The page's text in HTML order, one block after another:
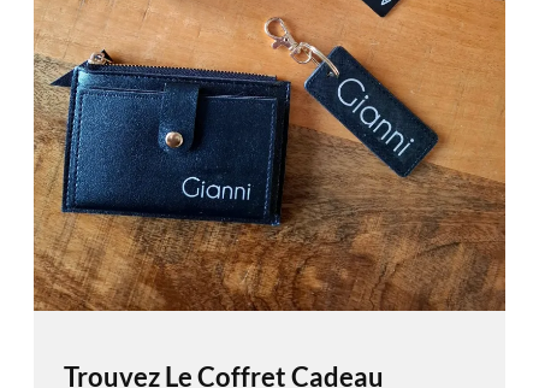
Trouvez Le Coffret Cadeau